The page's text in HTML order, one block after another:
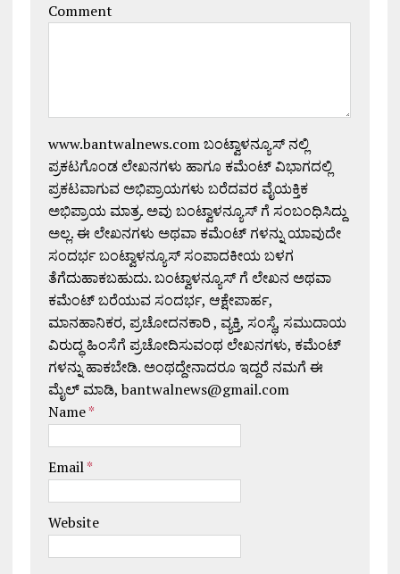
Comment
www.bantwalnews.com ಬಂಟ್ವಾಳನ್ಯೂಸ್ ನಲ್ಲಿ
ಪ್ರಕಟಗೊಂಡ ಲೇಖನಗಳು ಹಾಗೂ ಕಮೆಂಟ್ ವಿಭಾಗದಲ್ಲಿ
ಪ್ರಕಟವಾಗುವ ಅಭಿಪ್ರಾಯಗಳು ಬರೆದವರ ವೈಯಕ್ತಿಕ
ಅಭಿಪ್ರಾಯ ಮಾತ್ರ. ಅವು ಬಂಟ್ವಾಳನ್ಯೂಸ್ ಗೆ ಸಂಬಂಧಿಸಿದ್ದು
ಅಲ್ಲ. ಈ ಲೇಖನಗಳು ಅಥವಾ ಕಮೆಂಟ್ ಗಳನ್ನು ಯಾವುದೇ
ಸಂದರ್ಭ ಬಂಟ್ವಾಳನ್ಯೂಸ್ ಸಂಪಾದಕೀಯ ಬಳಗ
ತೆಗೆದುಹಾಕಬಹುದು. ಬಂಟ್ವಾಳನ್ಯೂಸ್ ಗೆ ಲೇಖನ ಅಥವಾ
ಕಮೆಂಟ್ ಬರೆಯುವ ಸಂದರ್ಭ, ಆಕ್ಷೇಪಾರ್ಹ,
ಮಾನಹಾನಿಕರ, ಪ್ರಚೋದನಕಾರಿ , ವ್ಯಕ್ತಿ, ಸಂಸ್ಥೆ, ಸಮುದಾಯ
ವಿರುದ್ಧ ಹಿಂಸೆಗೆ ಪ್ರಚೋದಿಸುವಂಥ ಲೇಖನಗಳು, ಕಮೆಂಟ್
ಗಳನ್ನು ಹಾಕಬೇಡಿ. ಅಂಥದ್ದೇನಾದರೂ ಇದ್ದರೆ ನಮಗೆ ಈ
ಮೈಲ್ ಮಾಡಿ, bantwalnews@gmail.com
Name*
Email*
Website